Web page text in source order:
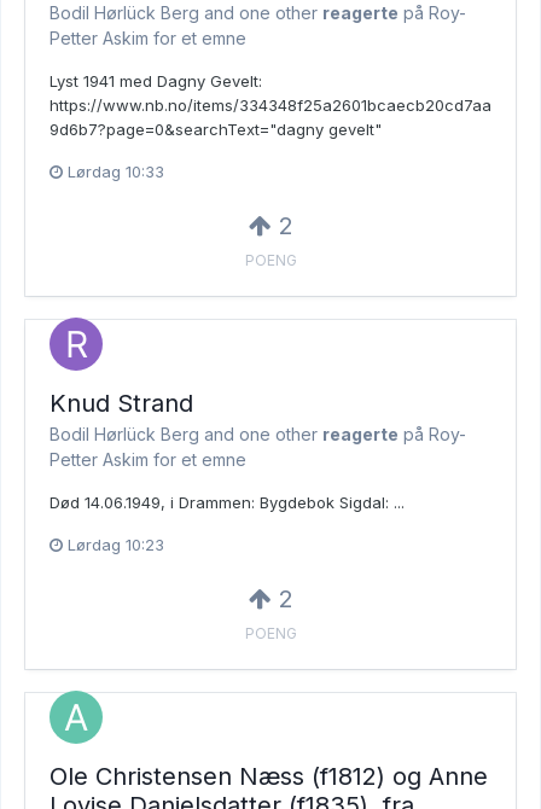
Bodil Hørlück Berg and one other reagerte på Roy-
Petter Askim for et emne
Lyst 1941 med Dagny Gevelt:
https://www.nb.no/items/334348f25a2601bcaecb20cd7aa
9d6b7?page=0&searchText="dagny gevelt"
Lørdag 10:33
2
POENG
Knud Strand
Bodil Hørlück Berg and one other reagerte på Roy-
Petter Askim for et emne
Død 14.06.1949, i Drammen: Bygdebok Sigdal: ...
Lørdag 10:23
2
POENG
Ole Christensen Næss (f1812) og Anne